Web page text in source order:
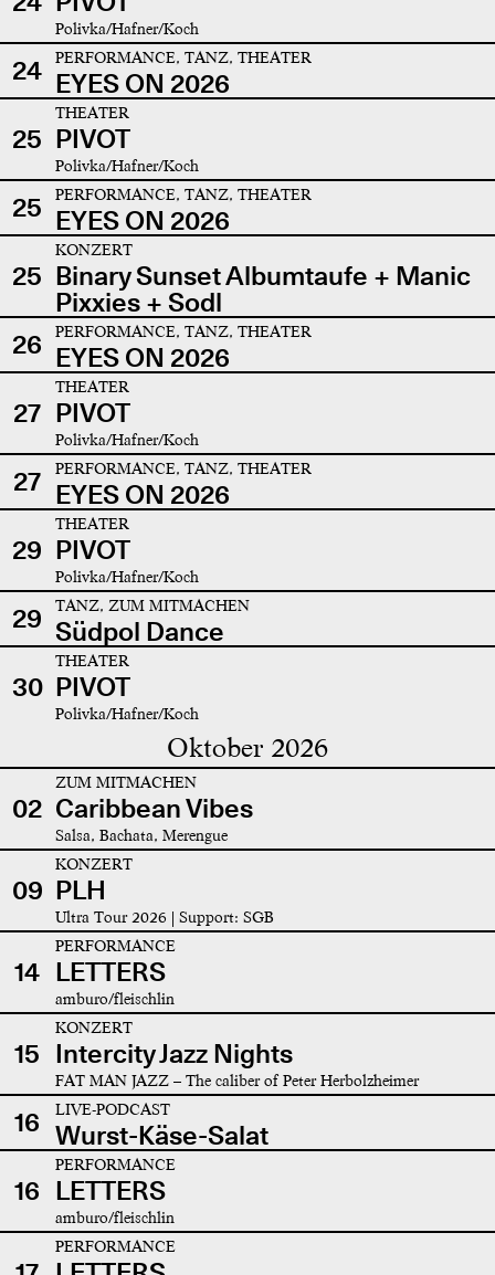
Polivka/Hafner/Koch
24 PERFORMANCE, TANZ, THEATER
EYES ON 2026
25
THEATER
PIVOT
Polivka/Hafner/Koch
25 PERFORMANCE, TANZ, THEATER
EYES ON 2026
25
KONZERT
Binary Sunset Albumtaufe + Manic
Pixxies + Sodl
26
PERFORMANCE, TANZ, THEATER
EYES ON 2026
27
THEATER
PIVOT
Polivka/Hafner/Koch
27 PERFORMANCE, TANZ, THEATER
EYES ON 2026
29
THEATER
PIVOT
Polivka/Hafner/Koch
29 TANZ, ZUM MITMACHEN
Südpol Dance
30
THEATER
PIVOT
Polivka/Hafner/Koch
Oktober 2026
02
ZUM MITMACHEN
Caribbean Vibes
Salsa, Bachata, Merengue
09
KONZERT
PLH
Ultra Tour 2026 | Support: SGB
14
PERFORMANCE
LETTERS
amburo/fleischlin
15
KONZERT
Intercity Jazz Nights
FAT MAN JAZZ – The caliber of Peter Herbolzheimer
16 LIVE-PODCAST
Wurst-Käse-Salat
16
PERFORMANCE
LETTERS
amburo/fleischlin
PERFORMANCE